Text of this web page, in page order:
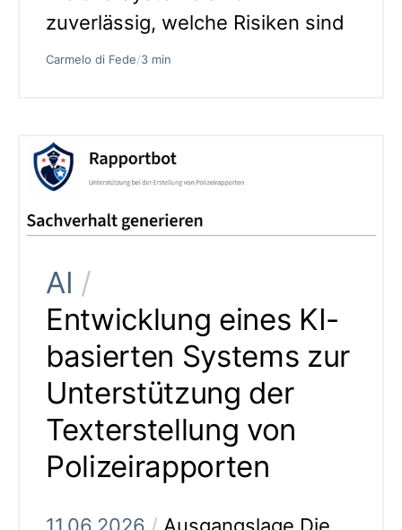
zuverlässig, welche Risiken sind
Carmelo di Fede/3 min
AI /
Entwicklung eines KI-
basierten Systems zur
Unterstützung der
Texterstellung von
Polizeirapporten